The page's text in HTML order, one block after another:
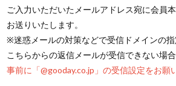
ご入力いただいたメールアドレス宛に会員
お送りいたします。
※迷惑メールの対策などで受信ドメインの指
こちらからの返信メールが受信できない場合
事前に「@gooday.co.jp」の受信設定をお願